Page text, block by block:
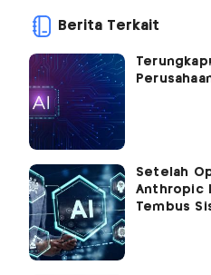
Berita Terkait
Setelah
Anthropic
Tembus